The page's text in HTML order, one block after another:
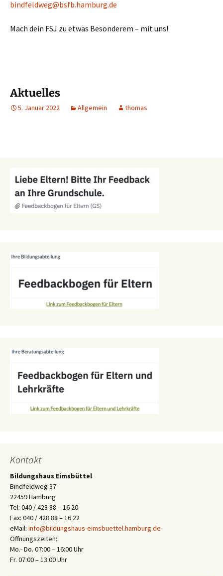
bindfeldweg@bsfb.hamburg.de
Mach dein FSJ zu etwas Besonderem – mit uns!
Aktuelles
5. Januar 2022 Allgemein thomas
Kontakt
Bildungshaus Eimsbüttel
Bindfeldweg 37
22459 Hamburg
Tel: 040 / 428 88 – 16 20
Fax: 040 / 428 88 – 16 22
eMail: info@bildungshaus-eimsbuettel.hamburg.de
Öffnungszeiten:
Mo.- Do. 07:00 – 16:00 Uhr
Fr. 07:00 – 13:00 Uhr